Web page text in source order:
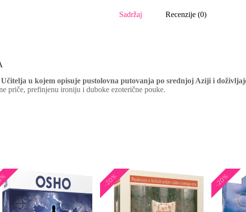
Sadržaj Recenzije (0)
u kojem opisuje pustolovna putovanja po srednjoj Aziji i
priče, prefinjenu ironiju i duboke ezoterične pouke.
-20% -20%